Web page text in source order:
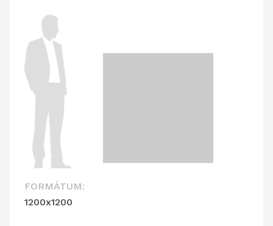
FORMÁTUM:
1200x1200